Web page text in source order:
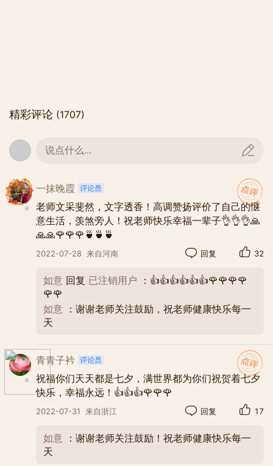
着灯笼走过来。
第二年七夕，傻傻的男孩和漂亮的女
孩手牵手走进婚姻殿堂。从那时起，休
戚相关，荣辱与共。一同为家奋斗，一
同欢乐忧愁。
又一年七夕前，家中添丁，家有了新
含义，责任大了。
2002年，夫妻双双下岗，天未塌，心
节，登上云南丽江玉龙雪山。后，虽因
生活所困，一家北漂，但“世上无难
事，只要肯登攀”！
俺家里的在玉龙雪山上骑牦牛，自打
那时起，“一朵鲜花插在牦牛粪上”，
精彩评论 (1707)
说点什么...
一抹晚霞
老师文采斐然，文字透香！高调赞扬评价了自己的惬
意生活，羡煞旁人！祝老师快乐幸福一辈子👌👌👌🙏
🙏🙏🌹🌹🌹🍵🍵🍵
2022-07-28 来自河南 回复 32
如意 回复 已注销用户
：👍👍👍👍👍👍🌹🌹🌹🌹
🌹🌹
如意 ：谢谢老师关注鼓励，祝老师健康快乐每一
天
青青子衿
祝福你们天天都是七夕，满世界都为你们祝贺着七夕
快乐，幸福永远！👍👍👍🌹🌹🌹
2022-07-31 来自浙江 回复 17
如意 ：谢谢老师关注鼓励！祝老师健康快乐每一
天